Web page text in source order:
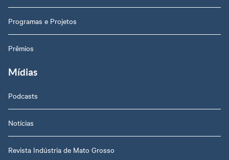
Programas e Projetos
Prêmios
Mídias
Podcasts
Notícias
Revista Indústria de Mato Grosso